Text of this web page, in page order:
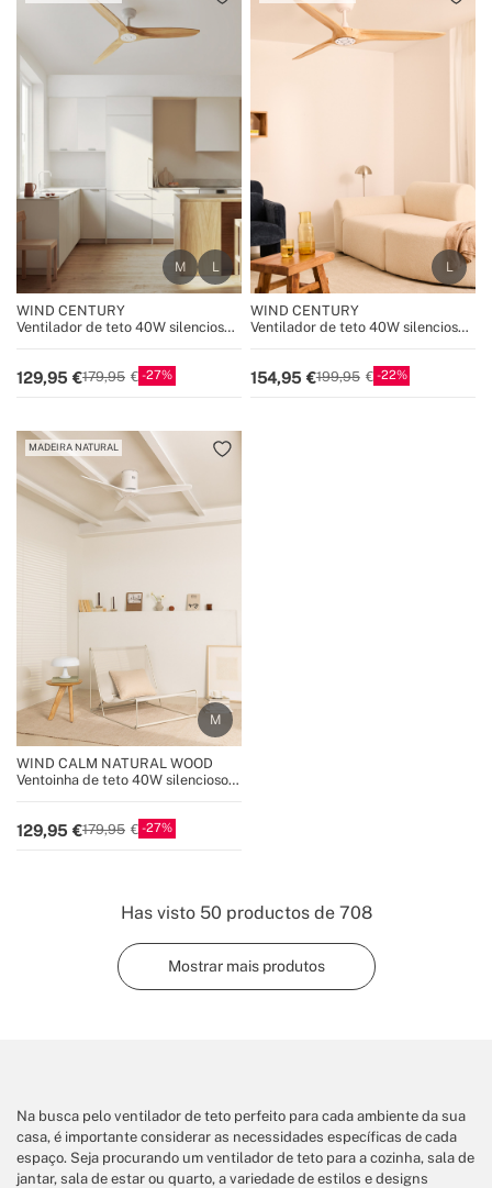
WIND CENTURY
Ventilador de teto 40W silencioso,
129,95 179,95 27
WIND CENTURY
Ventilador de teto 40W silencioso,
154,95 199,95 22
MADEIRA NATURAL
WIND CALM NATURAL WOOD
Ventoinha de teto 40W silencioso
129,95 179,95 27
Has visto 50 productos de 708
Mostrar mais produtos
Na busca pelo ventilador de teto perfeito para cada ambiente da sua
casa, é importante considerar as necessidades específicas de cada
espaço. Seja procurando um ventilador de teto para a cozinha, sala de
jantar, sala de estar ou quarto, a variedade de estilos e designs